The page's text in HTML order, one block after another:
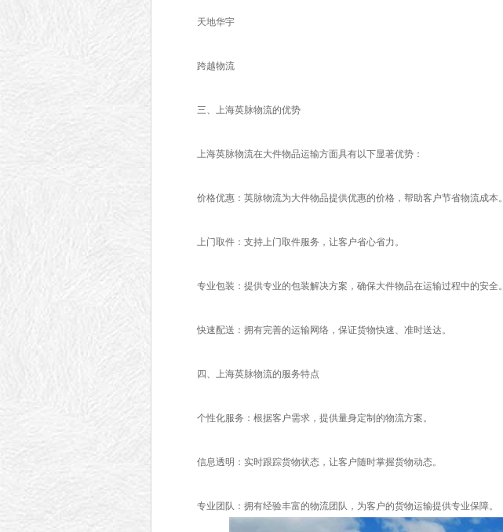
天地华宇
跨越物流
三、上海英脉物流的优势
上海英脉物流在大件物品运输方面具有以下显著优势：
价格优惠：英脉物流为大件物品提供优惠的价格，帮助客户节省物流成本。
上门取件：支持上门取件服务，让客户省心省力。
专业包装：提供专业的包装解决方案，确保大件物品在运输过程中的安全。
快速配送：拥有完善的运输网络，保证货物快速、准时送达。
四、上海英脉物流的服务特点
个性化服务：根据客户需求，提供量身定制的物流方案。
信息透明：实时跟踪货物状态，让客户随时掌握货物动态。
专业团队：拥有经验丰富的物流团队，为客户的货物运输提供专业保障。